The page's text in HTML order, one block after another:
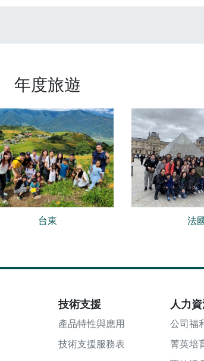
年度旅遊
台東 法
技術支援
產品特性與應用
技術支援服務表
人力
公司福
菁英培